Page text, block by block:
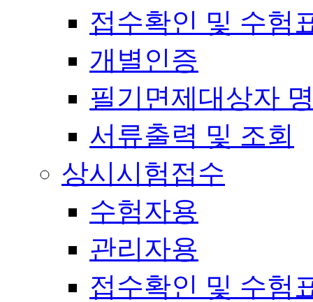
접수확인 및 수험
개별인증
필기면제대상자
서류출력 및 조회
상시시험접수
수험자용
관리자용
접수확인 및 수험